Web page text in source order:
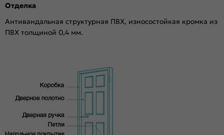
Отделка
Антивандальная структурная ПВХ, износостойкая кромка из
ПВХ толщиной 0,4 мм.